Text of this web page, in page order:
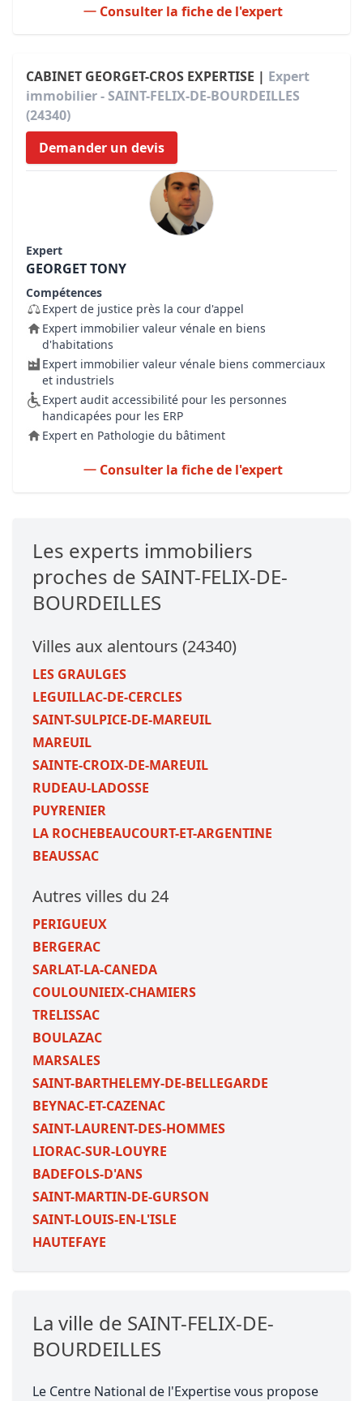
Consulter la fiche de l'expert
CABINET GEORGET-CROS EXPERTISE | Expert
immobilier - SAINT-FELIX-DE-BOURDEILLES
(24340)
Demander un devis
Expert
GEORGET TONY
Compétences
Expert de justice près la cour d'appel
Expert immobilier valeur vénale en biens
d'habitations
Expert immobilier valeur vénale biens commerciaux
et industriels
Expert audit accessibilité pour les personnes
handicapées pour les ERP
Expert en Pathologie du bâtiment
Consulter la fiche de l'expert
Les experts immobiliers
proches de SAINT-FELIX-DE-
BOURDEILLES
Villes aux alentours (24340)
LES GRAULGES
LEGUILLAC-DE-CERCLES
SAINT-SULPICE-DE-MAREUIL
MAREUIL
SAINTE-CROIX-DE-MAREUIL
RUDEAU-LADOSSE
PUYRENIER
LA ROCHEBEAUCOURT-ET-ARGENTINE
BEAUSSAC
Autres villes du 24
PERIGUEUX
BERGERAC
SARLAT-LA-CANEDA
COULOUNIEIX-CHAMIERS
TRELISSAC
BOULAZAC
MARSALES
SAINT-BARTHELEMY-DE-BELLEGARDE
BEYNAC-ET-CAZENAC
SAINT-LAURENT-DES-HOMMES
LIORAC-SUR-LOUYRE
BADEFOLS-D'ANS
SAINT-MARTIN-DE-GURSON
SAINT-LOUIS-EN-L'ISLE
HAUTEFAYE
La ville de SAINT-FELIX-DE-
BOURDEILLES
Le Centre National de l'Expertise vous propose